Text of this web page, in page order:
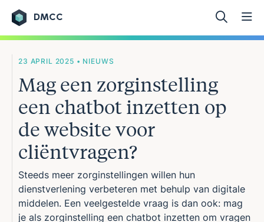
DMCC
23 APRIL 2025 • NIEUWS
Mag een zorginstelling
een chatbot inzetten op
de website voor
cliëntvragen?
Steeds meer zorginstellingen willen hun
dienstverlening verbeteren met behulp van digitale
middelen. Een veelgestelde vraag is dan ook: mag
je als zorginstelling een chatbot inzetten om vragen